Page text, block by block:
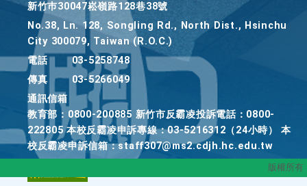
新竹巿30047崧嶺路128巷38號
No.38, Ln. 128, Songling Rd., North Dist., Hsinchu
City 300079, Taiwan (R.O.C.)
電話
03-5258748
傳真
03-5266049
通訊信箱
教育部：0800-200885 新竹市反霸凌投訴電話：0800-
222805 本校反霸凌申訴專線：03-5216312（24小時） 本
校反霸凌申訴信箱：staff307@ms2.cdjh.hc.edu.tw
版權所有